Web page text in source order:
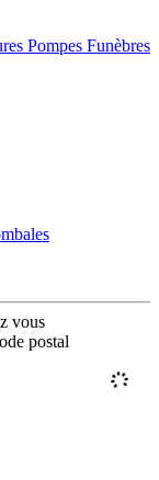
Pompes Funèbres
vous
postal